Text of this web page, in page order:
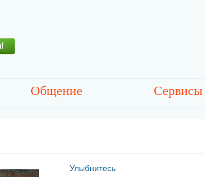
Общение Сервисы
Улыбнитесь